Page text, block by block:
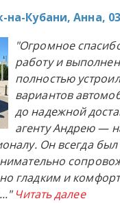
на-Кубани, Анна,
"Огромное
работу и
полностью
вариантов
до надежной
агенту Андрею —
Он всегда
гладким и
..." Читать далее